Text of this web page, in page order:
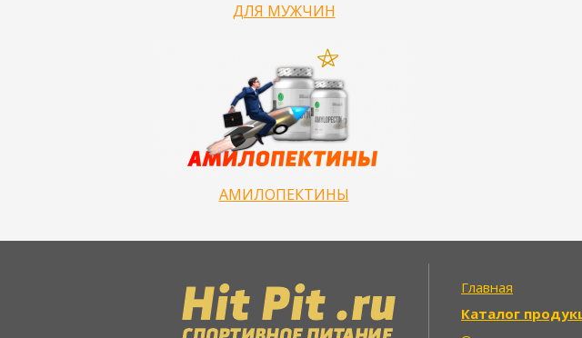
ДЛЯ МУЖЧИН
АМИЛОПЕКТИНЫ
Главная
Каталог